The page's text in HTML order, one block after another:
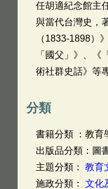
任胡適紀念館主
與當代台灣史，
（1833-1898）
「國父」》、《
術社群史話》等
分類
書籍分類 ：教育
出版品分類：圖
主題分類： 教育
施政分類： 文化